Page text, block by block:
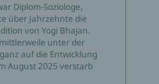
Diplom-Soziologe,
über Jahrzehnte die
von Yogi Bhajan.
unter der
auf die Entwicklung
August 2025 verstarb